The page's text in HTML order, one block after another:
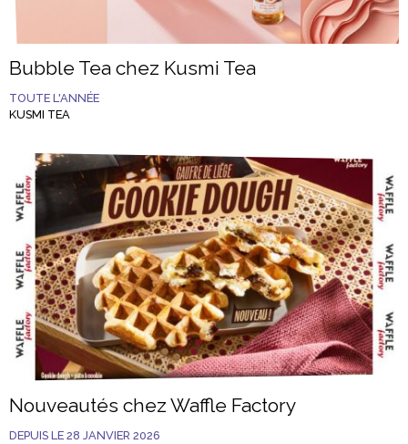
Bubble Tea chez Kusmi Tea
TOUTE L'ANNÉE
KUSMI TEA
Nouveautés chez Waffle Factory
DEPUIS LE 28 JANVIER 2026